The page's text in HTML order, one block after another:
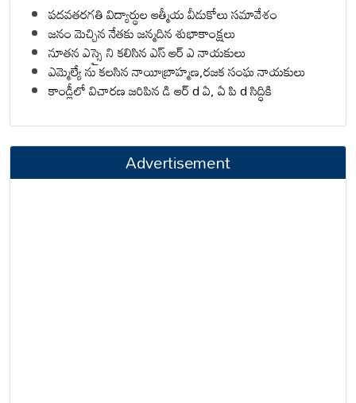
పదవతరగతి విద్యార్థుల ఆత్మీయ వీడుకోలు సమావేశం
జనం మెచ్చిన నేతకు జన్మదిన శుభాకాంక్షలు
నూతన ఎస్సై ని కలిసిన ఎస్ ఆర్ ఎ నాయకులు
ఎమ్మెల్యే ను కలసిన నాయీబ్రాహ్మణ,రజక సంఘ నాయకులు
కాండ్లీలో విచారణ జరిపిన డి ఆర్ d ఏ, ఏ పి d సిద్ధికి
Advertisement